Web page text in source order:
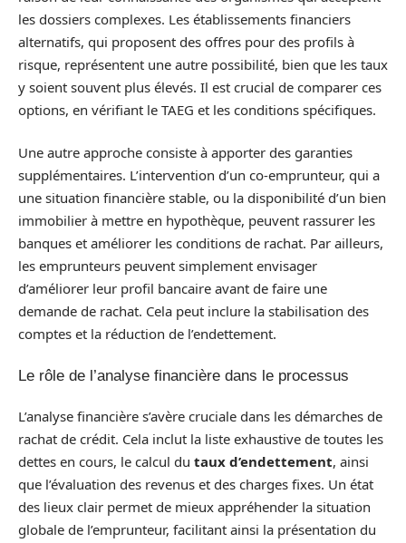
les dossiers complexes. Les établissements financiers
alternatifs, qui proposent des offres pour des profils à
risque, représentent une autre possibilité, bien que les taux
y soient souvent plus élevés. Il est crucial de comparer ces
options, en vérifiant le TAEG et les conditions spécifiques.
Une autre approche consiste à apporter des garanties
supplémentaires. L’intervention d’un co-emprunteur, qui a
une situation financière stable, ou la disponibilité d’un bien
immobilier à mettre en hypothèque, peuvent rassurer les
banques et améliorer les conditions de rachat. Par ailleurs,
les emprunteurs peuvent simplement envisager
d’améliorer leur profil bancaire avant de faire une
demande de rachat. Cela peut inclure la stabilisation des
comptes et la réduction de l’endettement.
Le rôle de l’analyse financière dans le processus
L’analyse financière s’avère cruciale dans les démarches de
rachat de crédit. Cela inclut la liste exhaustive de toutes les
dettes en cours, le calcul du taux d’endettement, ainsi
que l’évaluation des revenus et des charges fixes. Un état
des lieux clair permet de mieux appréhender la situation
globale de l’emprunteur, facilitant ainsi la présentation du